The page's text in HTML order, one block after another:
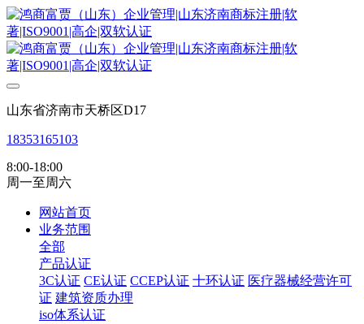
山东省济南市天桥区D17
18353165103
8:00-18:00
周一至周六
网站首页
业务范围
全部
产品认证
3C认证 CE认证 CCEP认证 十环认证 医疗器械经营许可
证 建筑资质办理
iso体系认证